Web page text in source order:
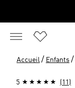
Accueil / Enfants /
5 (11)